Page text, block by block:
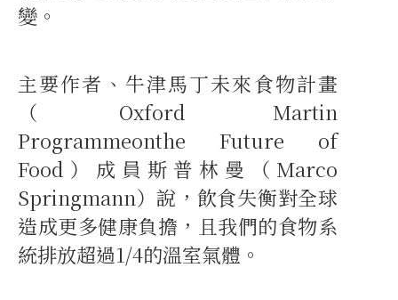
變。
主要作者、牛津馬丁未來食物計畫
（Oxford Martin
Programmeonthe Future of
Food）成員斯普林曼（Marco
Springmann）說，飲食失衡對全球
造成更多健康負擔，且我們的食物系
統排放超過1/4的溫室氣體。